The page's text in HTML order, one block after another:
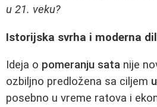
u 21. veku?
Istorijska svrha i moderna
Ideja o pomeranju sata nije
ozbiljno predložena sa ciljem
posebno u vreme ratova i